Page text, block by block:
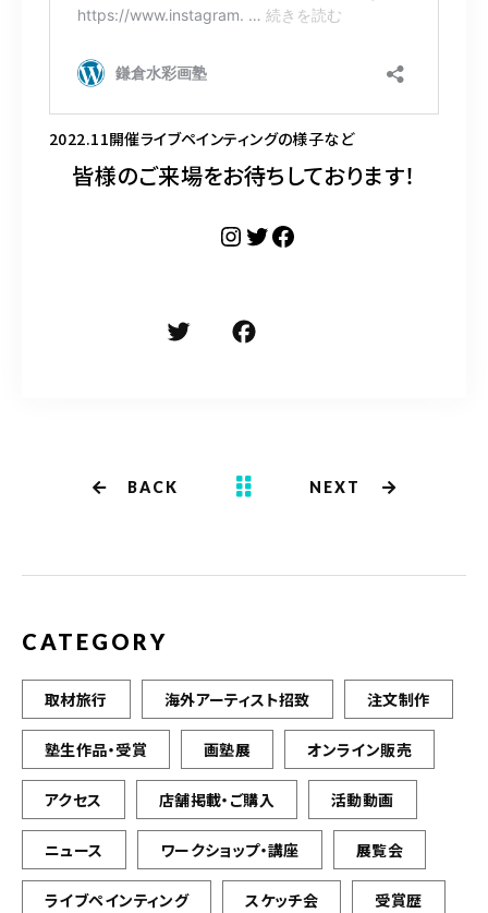
2022.11開催ライブペインティングの様子など
皆様のご来場をお待ちしております！
InstagramTwitter Facebook
k
BACK NEXT
CATEGORY
取材旅行 海外アーティスト招致 注文制作
塾生作品・受賞 画塾展 オンライン販売
アクセス 店舗掲載・ご購入 活動動画
ニュース ワークショップ・講座 展覧会
ライブペインティング スケッチ会 受賞歴